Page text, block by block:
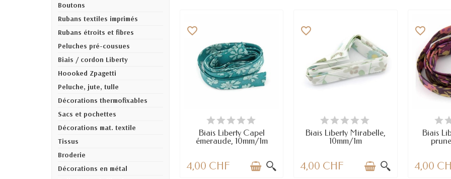
Boutons
Rubans textiles imprimés
Rubans étroits et fibres
Peluches pré-cousues
Biais / cordon Liberty
Hoooked Zpagetti
Peluche, jute, tulle
Décorations thermofixables
Sacs et pochettes
Décorations mat. textile
Tissus
Broderie
Décorations en métal
DERNIERS ARTICLES EN STOCK
favorite_border
Biais Liberty Capel
émeraude, 10mm/1m
4,00 CHF
EN STOCK
favorite_border
Biais Liberty Mirabelle,
10mm/1m
4,00 CHF
DERNIERS
favorite_border
Biais
4,00